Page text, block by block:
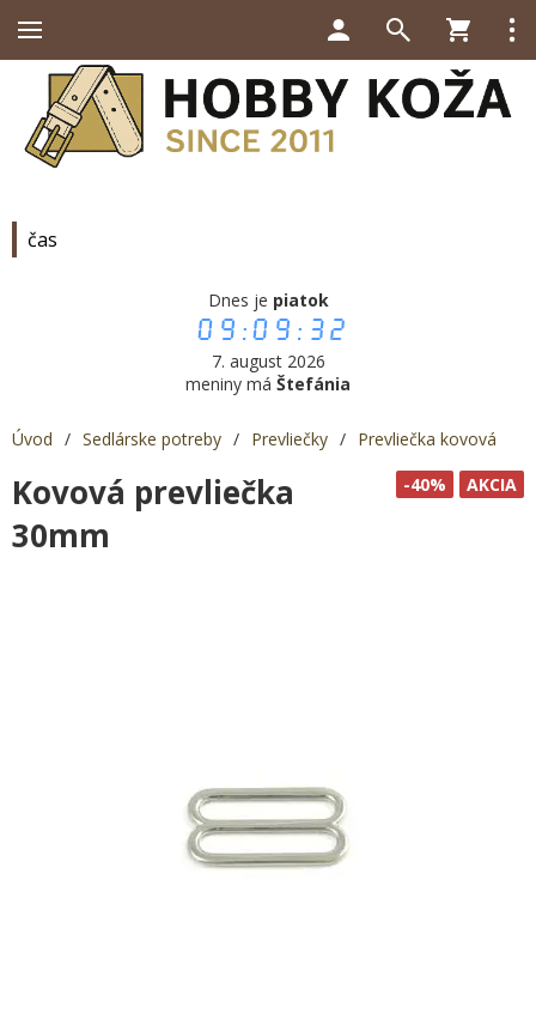
čas
Dnes je piatok
09:09:32
7. august 2026
meniny má Štefánia
Úvod / Sedlárske potreby / Prevliečky / Prevliečka kovová
AKCIA
-40%
Kovová prevliečka
30mm